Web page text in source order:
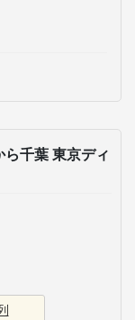
千葉 東京ディ